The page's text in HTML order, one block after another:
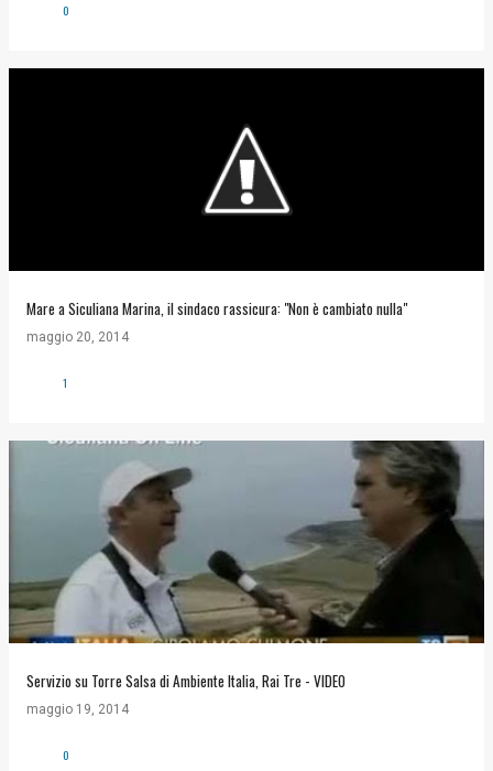
0
Mare a Siculiana Marina, il sindaco rassicura: "Non è cambiato nulla"
maggio 20, 2014
1
Servizio su Torre Salsa di Ambiente Italia, Rai Tre - VIDEO
maggio 19, 2014
0